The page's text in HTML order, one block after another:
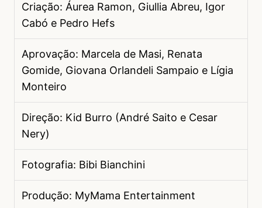
Criação: Áurea Ramon, Giullia Abreu, Igor
Cabó e Pedro Hefs
Aprovação: Marcela de Masi, Renata
Gomide, Giovana Orlandeli Sampaio e Lígia
Monteiro
Direção: Kid Burro (André Saito e Cesar
Nery)
Fotografia: Bibi Bianchini
Produção: MyMama Entertainment